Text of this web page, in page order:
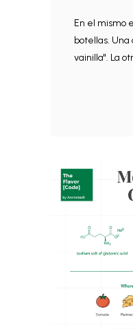
En el mismo
botellas.
vainilla". La